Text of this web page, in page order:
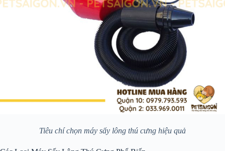
Tiêu chí chọn máy sấy lông thú cưng hiệu quả